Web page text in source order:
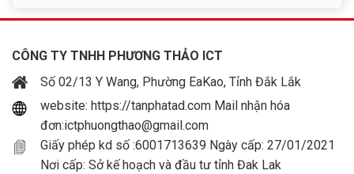
CÔNG TY TNHH PHƯƠNG THẢO ICT
Số 02/13 Y Wang, Phường EaKao, Tỉnh Đắk Lắk
website: https://tanphatad.com Mail nhận hóa
đơn:ictphuongthao@gmail.com
Giấy phép kd số :6001713639 Ngày cấp: 27/01/2021
Nơi cấp: Sở kế hoạch và đầu tư tỉnh Đak Lak